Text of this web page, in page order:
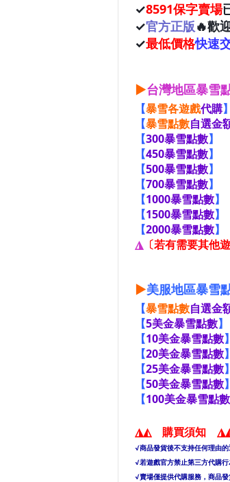
✓8591保字賣場
✓官方正版🔥歡
✓最低價格快速
▶台灣地區暴雪
【暴雪各遊戲代購
【暴雪點數自選金
【300暴雪點數】
【450暴雪點數】
【500暴雪點數】
【700暴雪點數】
【1000暴雪點數
【1500暴雪點數
【2000暴雪點數
◮ 〔若有需要其他
▶美服地區暴雪
【暴雪點數自選金
【5美金暴雪點數
【10美金暴雪點數
【20美金暴雪點數
【25美金暴雪點數
【50美金暴雪點數
【100美金暴雪點數
◮◭ 購買須知
√商品發貨後不支持任何理由
√若遊戲官方禁止第三方代購
√賣場僅提供代購服務，商品